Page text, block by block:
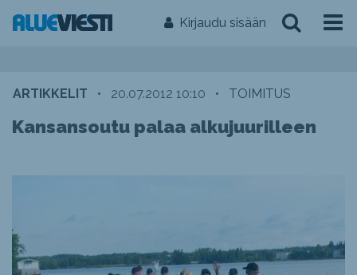
Kirjaudu sisään
ARTIKKELIT • 20.07.2012 10:10 • TOIMITUS
Kansansoutu palaa alkujuurilleen